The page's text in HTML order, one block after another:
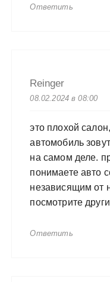
Ответить
Reinger
08.02.2024 в 08:00
это плохой
автомобиль
на самом деле.
понимаете авто
независящим от
посмотрите
Ответить